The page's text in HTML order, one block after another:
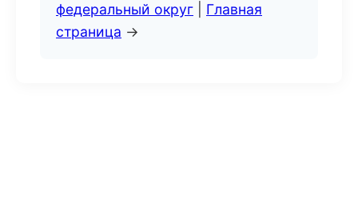
федеральный округ
Главная
страница →